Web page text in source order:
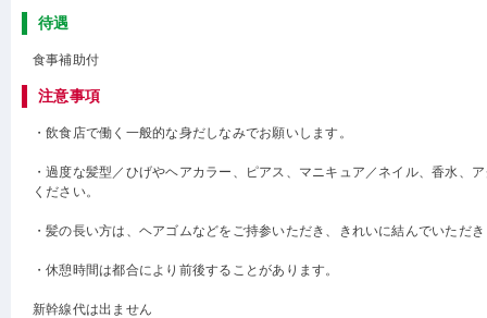
待遇
食事補助付
注意事項
・飲食店で働く一般的な身だしなみでお願いします。
・過度な髪型／ひげやヘアカラー、ピアス、マニキュア／ネイル、香水、
ください。
・髪の長い方は、ヘアゴムなどをご持参いただき、きれいに結んでいただ
・休憩時間は都合により前後することがあります。
新幹線代は出ません